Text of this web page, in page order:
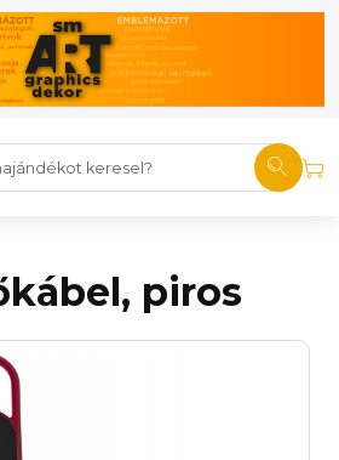
piros